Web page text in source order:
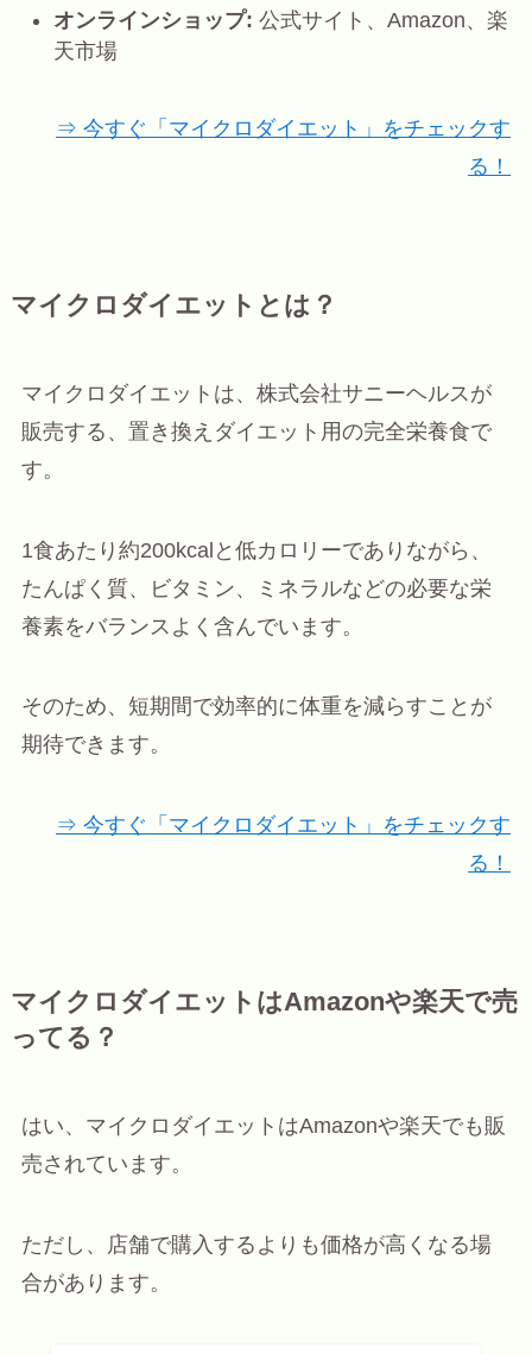
オンラインショップ: 公式サイト、Amazon、楽
天市場
⇒ 今すぐ「マイクロダイエット」をチェックす
る！
マイクロダイエットとは？
マイクロダイエットは、株式会社サニーヘルスが
販売する、置き換えダイエット用の完全栄養食で
す。
1食あたり約200kcalと低カロリーでありながら、
たんぱく質、ビタミン、ミネラルなどの必要な栄
養素をバランスよく含んでいます。
そのため、短期間で効率的に体重を減らすことが
期待できます。
⇒ 今すぐ「マイクロダイエット」をチェックす
る！
マイクロダイエットはAmazonや楽天で売
ってる？
はい、マイクロダイエットはAmazonや楽天でも販
売されています。
ただし、店舗で購入するよりも価格が高くなる場
合があります。